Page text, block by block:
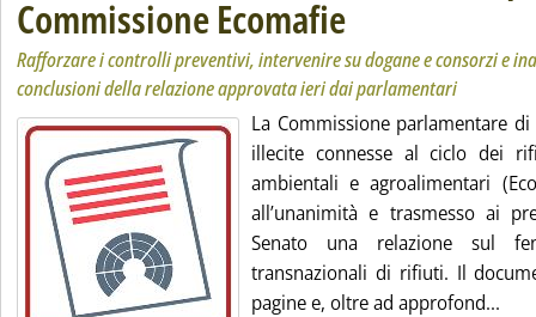
Commissione Ecomafie
Rafforzare i controlli preventivi, intervenire su dogane e consorzi e
conclusioni della relazione approvata ieri dai parlamentari
La Commissione parlamentare
illecite connesse al ciclo dei
ambientali e agroalimentari
all’unanimità e trasmesso ai
Senato una relazione sul
transnazionali di rifiuti. Il
pagine e, oltre ad approfond...